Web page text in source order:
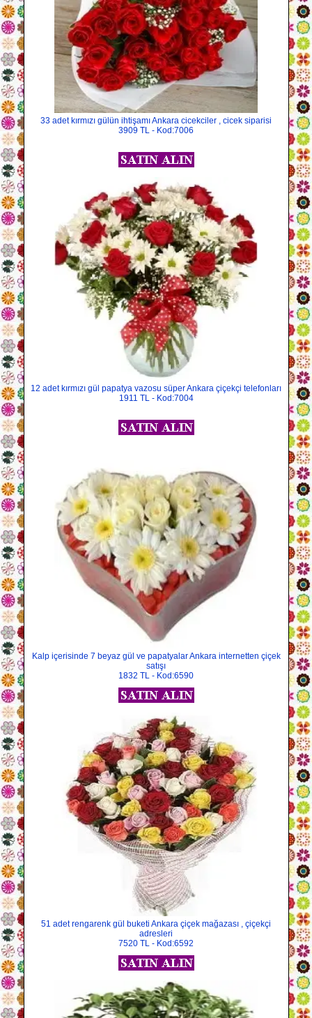
33 adet kırmızı gülün ihtişamı Ankara cicekciler , cicek siparisi
3909 TL - Kod:7006
12 adet kırmızı gül papatya vazosu süper Ankara çiçekçi telefonları
1911 TL - Kod:7004
Kalp içerisinde 7 beyaz gül ve papatyalar Ankara internetten çiçek
satışı
1832 TL - Kod:6590
51 adet rengarenk gül buketi Ankara çiçek mağazası , çiçekçi
adresleri
7520 TL - Kod:6592